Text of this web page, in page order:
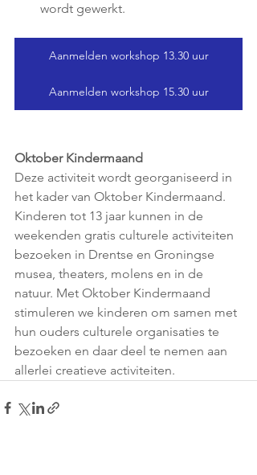
wordt gewerkt.
Aanmelden workshop 13.30 uur
Aanmelden workshop 15.30 uur
Oktober Kindermaand
Deze activiteit wordt georganiseerd in
het kader van Oktober Kindermaand.
Kinderen tot 13 jaar kunnen in de
weekenden gratis culturele activiteiten
bezoeken in Drentse en Groningse
musea, theaters, molens en in de
natuur. Met Oktober Kindermaand
stimuleren we kinderen om samen met
hun ouders culturele organisaties te
bezoeken en daar deel te nemen aan
allerlei creatieve activiteiten.